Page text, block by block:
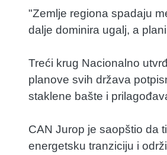
"Zemlje regiona spadaju
dalje dominira ugalj, a
Treći krug Nacionalno
planove svih država
staklene bašte i
CAN Jurop je saopštio da
energetsku tranziciju i